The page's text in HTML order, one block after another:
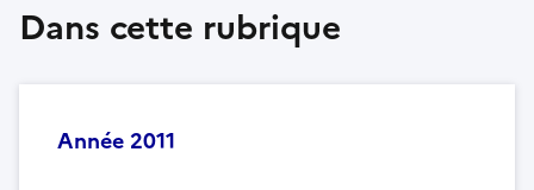
Dans cette rubrique
Année 2011